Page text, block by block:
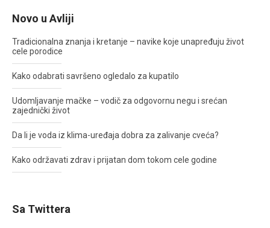
Novo u Avliji
Tradicionalna znanja i kretanje – navike koje unapređuju život
cele porodice
Kako odabrati savršeno ogledalo za kupatilo
Udomljavanje mačke – vodič za odgovornu negu i srećan
zajednički život
Da li je voda iz klima-uređaja dobra za zalivanje cveća?
Kako održavati zdrav i prijatan dom tokom cele godine
Sa Twittera